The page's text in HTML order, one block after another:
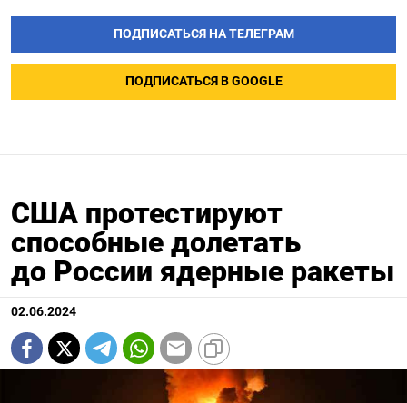
ПОДПИСАТЬСЯ НА ТЕЛЕГРАМ
ПОДПИСАТЬСЯ В GOOGLE
США протестируют
способные долетать
до России ядерные ракеты
02.06.2024